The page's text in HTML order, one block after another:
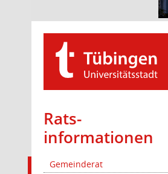
Rats­
informationen
Gemeinderat